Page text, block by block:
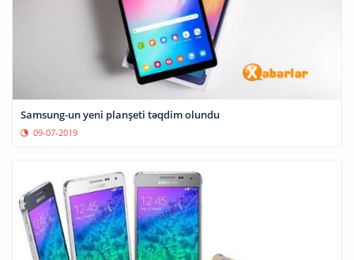
Samsung-un yeni planşeti təqdim olundu
09-07-2019